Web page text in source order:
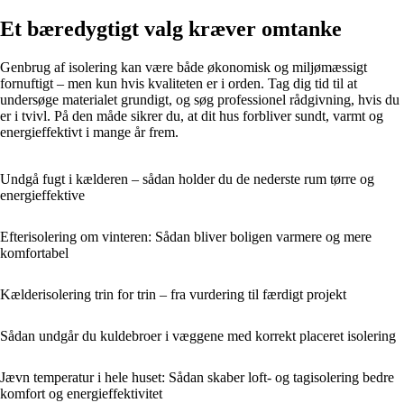
Et bæredygtigt valg kræver omtanke
Genbrug af isolering kan være både økonomisk og miljømæssigt
fornuftigt – men kun hvis kvaliteten er i orden. Tag dig tid til at
undersøge materialet grundigt, og søg professionel rådgivning, hvis du
er i tvivl. På den måde sikrer du, at dit hus forbliver sundt, varmt og
energieffektivt i mange år frem.
Undgå fugt i kælderen – sådan holder du de nederste rum tørre og
energieffektive
Efterisolering om vinteren: Sådan bliver boligen varmere og mere
komfortabel
Kælderisolering trin for trin – fra vurdering til færdigt projekt
Sådan undgår du kuldebroer i væggene med korrekt placeret isolering
Jævn temperatur i hele huset: Sådan skaber loft- og tagisolering bedre
komfort og energieffektivitet